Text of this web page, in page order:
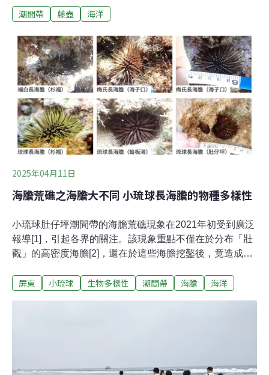
一群什麼樣的生物呢？在生態系上又扮演什麼角色？中央
國勤特聘研究員，讓研究藤壺多年的他，和我們分享藤壺
的二三事。你知道藤壺嗎？藤壺是生活在海裡的動物，形
態多樣。有的長得像顆小火山，有的長得像鵝的頸部，外
表特徵差異非常大，共通點是所有藤壺都有像梨子狀的無
節幼體，幼體的兩側頂端有一對長長的側角。藤壺長大
後，幾乎都會緊緊附著在岩石、船底或珊瑚上，大部分無
法自行移動。目前發現的藤壺種類已超過2000種以上，陳
國勤指出，雖然許多藤壺有堅硬的外殼，看起來與貝類相
似，但是牠們是甲殼類生物，被分類學家歸類在節肢動物
門，跟螃蟹、蝦子有著親緣關係。想要一窺藤壺的真面
潮間帶 藤壺 海洋
2025年04月11日
海膽荒礁之海膽大不同 小琉球長海膽的物種多樣性
小琉球肚仔坪潮間帶的海膽荒礁現象在2021年初受到廣泛
報導[1]，引起各界的關注。該現象重點不僅在於分布「壯
觀」的高密度海膽[2]，還在於這些海膽挖鑿後，竟造成大
了周圍的共存生物，同時改變了當地珊瑚礁的立體結構。
保育類），並將「硨磲貝」和「珊瑚（包括珊瑚礁）」列
屏東 小琉球 生物多樣性 潮間帶 海膽 海洋